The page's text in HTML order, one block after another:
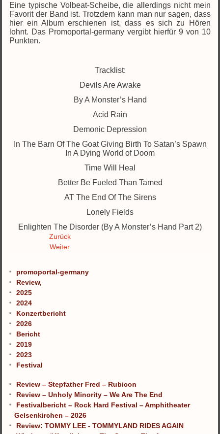
Eine typische Volbeat-Scheibe, die allerdings nicht mein
Favorit der Band ist. Trotzdem kann man nur sagen, dass
hier ein Album erschienen ist, dass es sich zu Hören
lohnt. Das Promoportal-germany vergibt hierfür 9 von 10
Punkten.
Tracklist:
Devils Are Awake
By A Monster’s Hand
Acid Rain
Demonic Depression
In The Barn Of The Goat Giving Birth To Satan’s Spawn
In A Dying World of Doom
Time Will Heal
Better Be Fueled Than Tamed
AT The End Of The Sirens
Lonely Fields
Enlighten The Disorder (By A Monster’s Hand Part 2)
Zurück
Weiter
promoportal-germany
Review,
2025
2024
Konzertbericht
2026
Bericht
2019
2023
Festival
Review – Stepfather Fred – Rubicon
Review – Unholy Minority – We Are The End
Festivalbericht – Rock Hard Festival – Amphitheater
Gelsenkirchen – 2026
Review: TOMMY LEE - TOMMYLAND RIDES AGAIN